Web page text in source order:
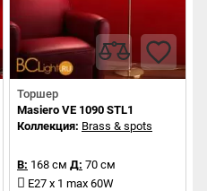
Торшер
Masiero VE 1090 STL1
Коллекция: Brass & spots
В: 168 см Д: 70 см
E27 x 1 max 60W